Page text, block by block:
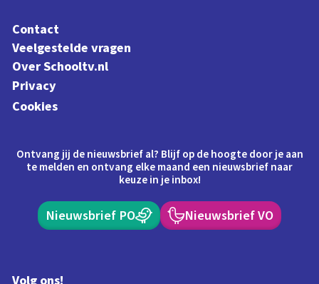
Contact
Veelgestelde vragen
Over Schooltv.nl
Privacy
Cookies
Ontvang jij de nieuwsbrief al? Blijf op de hoogte door je aan
te melden en ontvang elke maand een nieuwsbrief naar
keuze in je inbox!
Nieuwsbrief PO Nieuwsbrief VO